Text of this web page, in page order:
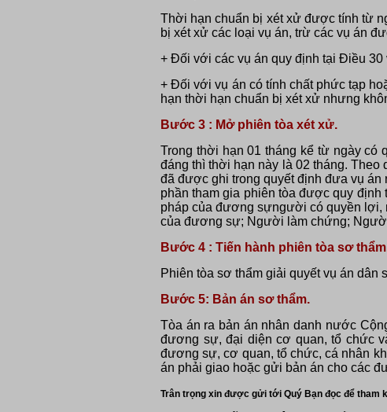
Thời hạn chuẩn bị xét xử được tính từ
bị xét xử các loại vụ án, trừ các vụ án
+ Đối với các vụ án quy định tại Điều
+ Đối với vụ án có tính chất phức tạp
hạn thời hạn chuẩn bị xét xử nhưng
Bước 3 : Mở phiên tòa xét xử.
Trong thời hạn 01 tháng kể từ ngày có
đáng thì thời hạn này là 02 tháng.
đã được ghi trong quyết định đưa vụ
phần tham gia phiên tòa được quy
pháp của đương sựngười có quyền
của đương sự; Người làm chứng;
Bước 4 : Tiến hành phiên tòa sơ
Phiên tòa sơ thẩm giải quyết vụ án dân
Bước 5: Bản án sơ thẩm.
Tòa án ra bản án nhân danh nước
đương sự, đại diện cơ quan, tổ chức
đương sự, cơ quan, tổ chức, cá nhân
án phải giao hoặc gửi bản án cho các
Trân trọng xin được gửi tới Quý Bạn đọc để tham